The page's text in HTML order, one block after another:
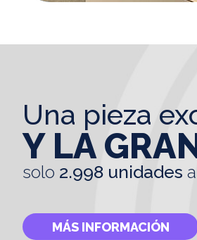
una pieza
Y LA
solo 2.998 unidades
MÁS INFORMACIÓN